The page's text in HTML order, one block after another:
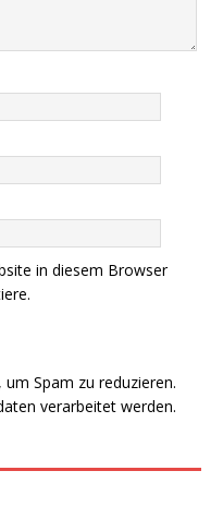
in diesem Browser
Spam zu reduzieren.
verarbeitet werden.